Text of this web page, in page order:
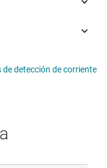
detección de corriente